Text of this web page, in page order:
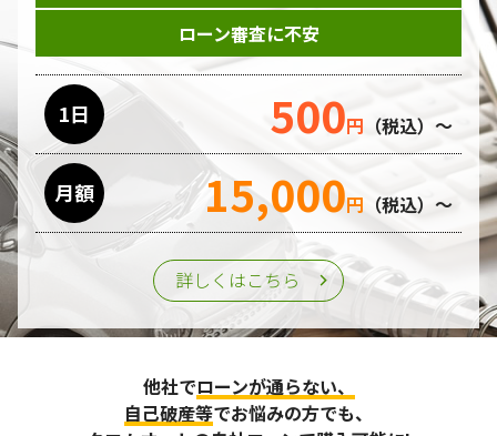
ローン審査に不安
1日 500円 （税込）～
月額 15,000円 （税込）～
詳しくはこちら
他社でローンが通らない、
自己破産等でお悩みの方でも、